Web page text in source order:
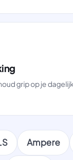
grip op je
Ampere